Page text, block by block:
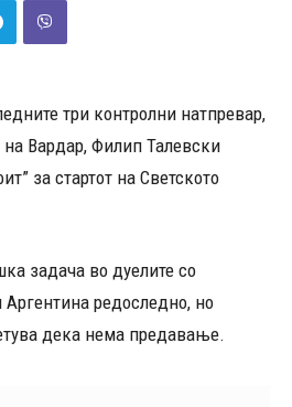
три контролни натпревар,
Вардар, Филип Талевски
за стартот на Светското
задача во дуелите со
редоследно, но
дека нема предавање.